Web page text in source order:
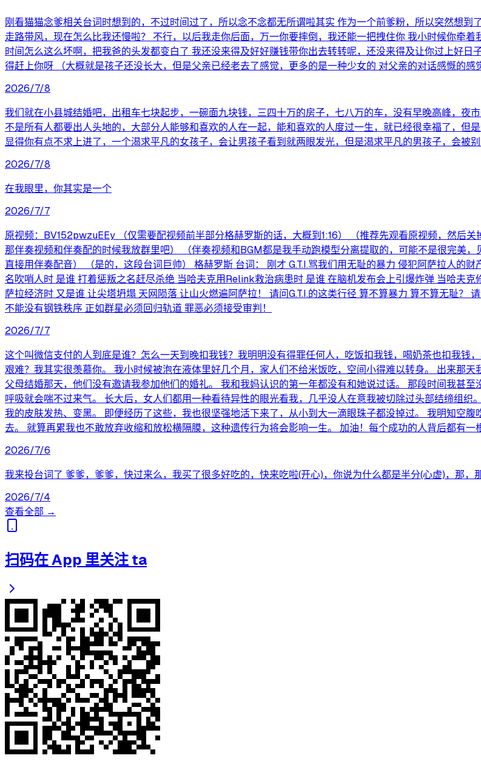
刚看猫猫念爹相关台词时想到的，不过时间过了，所以念不念都无所谓啦其实 作为一个前爹粉，所以突然想
走路带风，现在怎么比我还慢啦？ 不行，以后我走你后面，万一你要摔倒，我还能一把拽住你 我小时候你牵着
时间怎么这么坏啊，把我爸的头发都变白了 我还没来得及好好赚钱带你出去转转呢，还没来得及让你过上好日
得赶上你呀 （大概就是孩子还没长大，但是父亲已经老去了感觉，更多的是一种少女的 对父亲的对话感慨的感
2026/7/8
我们就在小县城结婚吧，出租车七块起步，一碗面九块钱，三四十万的房子，七八万的车，没有早晚高峰，夜
不是所有人都要出人头地的，大部分人能够和喜欢的人在一起，能和喜欢的人度过一生，就已经很幸福了，
显得你有点不求上进了，一个渴求平凡的女孩子，会让男孩子看到就两眼发光，但是渴求平凡的男孩子，会被
2026/7/8
在我眼里，你其实是一个
2026/7/7
原视频：BV152pwzuEEy （仅需要配视频前半部分格赫罗斯的话，大概到1:16） （推荐先观看原视频，然后
那伴奏视频和伴奏配的时候我放群里吧） （伴奏视频和BGM都是我手动跑模型分离提取的，可能不是很完美
直接用伴奏配音） （是的，这段台词巨帅） 格赫罗斯 台词： 刚才 G.T.I.骂我们用无耻的暴力 侵犯阿萨拉人的
名吹哨人时 是谁 打着惩叛之名赶尽杀绝 当哈夫克用Relink救治病患时 是谁 在脑机发布会上引爆炸弹 当哈夫
萨拉经济时 又是谁 让尖塔坍塌 天网陨落 让山火燃遍阿萨拉！ 请问G.T.I.的这类行径 算不算暴力 算不算无耻？
不能没有钢铁秩序 正如群星必须回归轨道 罪恶必须接受审判！
2026/7/7
这个叫微信支付的人到底是谁？怎么一天到晚扣我钱？我明明没有得罪任何人，吃饭扣我钱，喝奶茶也扣我钱
艰难？我其实很羡慕你。 我小时候被泡在液体里好几个月，家人们不给米饭吃，空间小得难以转身。 出来那
父母结婚那天，他们没有邀请我参加他们的婚礼。 我和我妈认识的第一年都没有和她说过话。 那段时间我甚
呼吸就会喘不过来气。 长大后，女人们都用一种看待异性的眼光看我，几乎没人在意我被切除过头部结缔组
我的皮肤发热、变黑。 即便经历了这些，我也很坚强地活下来了，从小到大一滴眼珠子都没掉过。 我明知空
去。 就算再累我也不敢放弃收缩和放松横隔膜，这种遗传行为将会影响一生。 加油！每个成功的人背后都有一
2026/7/6
我来投台词了 爹爹，爹爹，快过来么，我买了很多好吃的，快来吃啦(开心)，你说为什么都是半分(心虚)，那，
2026/7/4
查看全部 →
扫码在 App 里关注 ta